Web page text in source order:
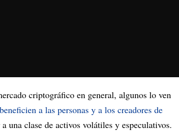
criptográfico en general, algunos lo ven
beneficien a las personas y a los creadores de
una clase de activos volátiles y especulativos.